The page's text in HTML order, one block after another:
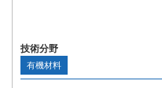
技術分野
有機材料